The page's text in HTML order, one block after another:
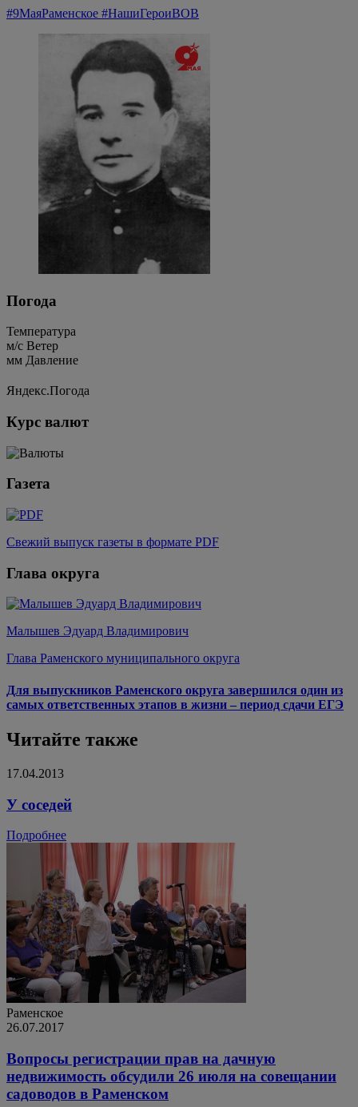
#9МаяРаменское #НашиГероиВОВ
Погода
Температура
м/c Ветер
мм Давление
Яндекс.Погода
Курс валют
Газета
Свежий выпуск газеты в формате PDF
Глава округа
Малышев Эдуард Владимирович
Глава Раменского муниципального округа
Для выпускников Раменского округа завершился один из
самых ответственных этапов в жизни – период сдачи ЕГЭ
Читайте также
17.04.2013
У соседей
Подробнее
Раменское
26.07.2017
Вопросы регистрации прав на дачную
недвижимость обсудили 26 июля на совещании
садоводов в Раменском